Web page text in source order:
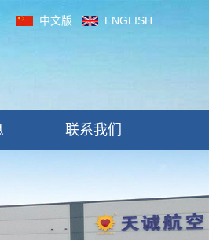
中文版 ENGLISH
联系我们